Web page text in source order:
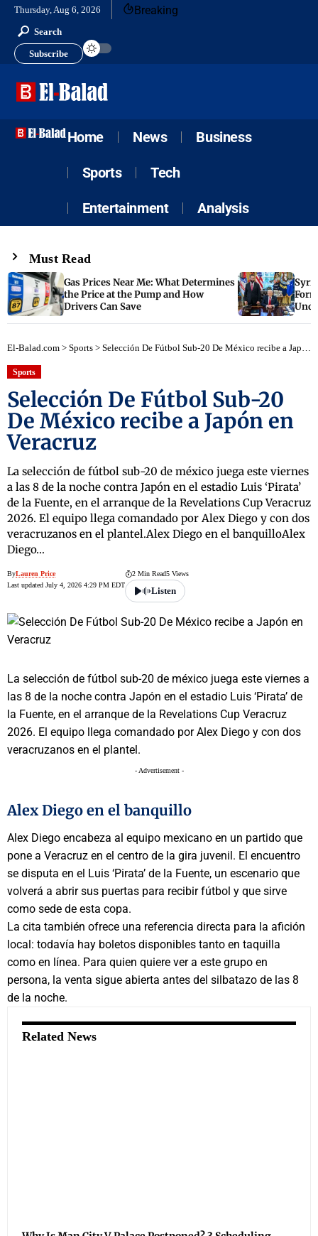
Thursday, Aug 6, 2026 Breaking
Search
Subscribe
Home News Business
Sports Tech
Entertainment Analysis
Must Read
Gas Prices Near Me: What Determines
the Price at the Pump and How
Drivers Can Save
El-Balad.com > Sports > Selección De Fútbol Sub-20 De México recibe a Japón en Veracruz
Sports
Selección De Fútbol Sub-20
De México recibe a Japón en
Veracruz
La selección de fútbol sub-20 de méxico juega este viernes
a las 8 de la noche contra Japón en el estadio Luis ‘Pirata’
de la Fuente, en el arranque de la Revelations Cup Veracruz
2026. El equipo llega comandado por Alex Diego y con dos
veracruzanos en el plantel.Alex Diego en el banquilloAlex
Diego…
ByLauren Price
Last updated July 4, 2026 4:29 PM EDT
2 Min Read5 Views
Listen
La selección de fútbol sub-20 de méxico juega este viernes a
las 8 de la noche contra Japón en el estadio Luis ‘Pirata’ de
la Fuente, en el arranque de la Revelations Cup Veracruz
2026. El equipo llega comandado por Alex Diego y con dos
veracruzanos en el plantel.
- Advertisement -
Alex Diego en el banquillo
Alex Diego encabeza al equipo mexicano en un partido que
pone a Veracruz en el centro de la gira juvenil. El encuentro
se disputa en el Luis ‘Pirata’ de la Fuente, un escenario que
volverá a abrir sus puertas para recibir fútbol y que sirve
como sede de esta copa.
La cita también ofrece una referencia directa para la afición
local: todavía hay boletos disponibles tanto en taquilla
como en línea. Para quien quiere ver a este grupo en
persona, la venta sigue abierta antes del silbatazo de las 8
de la noche.
Related News